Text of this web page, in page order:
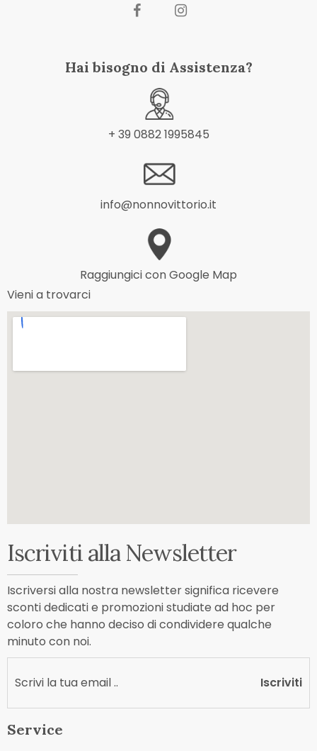
Hai bisogno di Assistenza?
+ 39 0882 1995845
info@nonnovittorio.it
Raggiungici con Google Map
Vieni a trovarci
Iscriviti alla Newsletter
Iscriversi alla nostra newsletter significa ricevere
sconti dedicati e promozioni studiate ad hoc per
coloro che hanno deciso di condividere qualche
minuto con noi.
Iscriviti
Service